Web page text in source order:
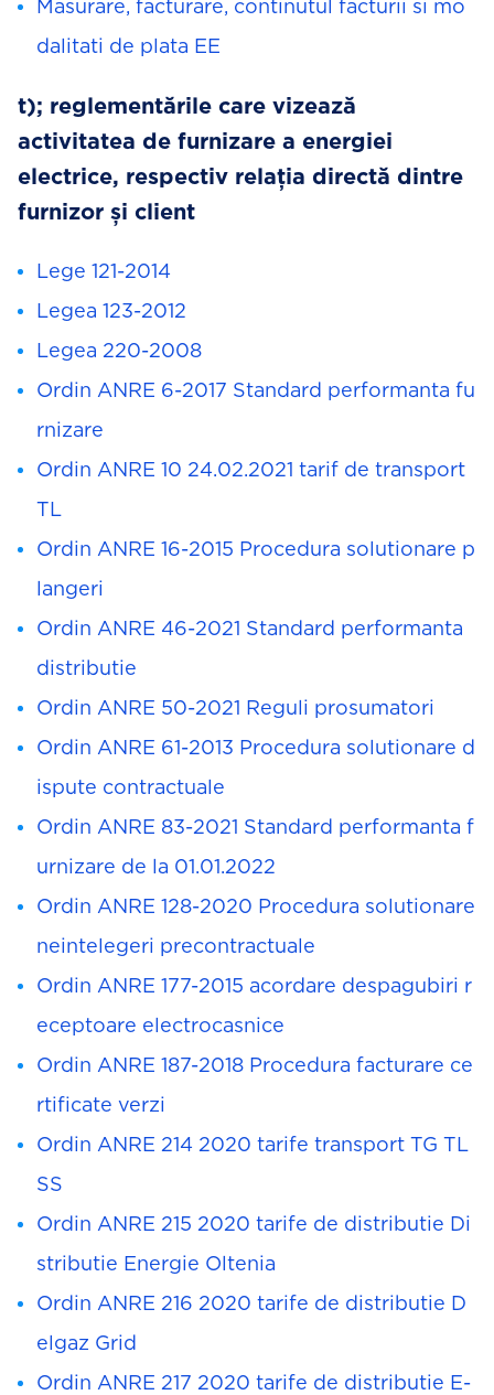
Masurare, facturare, continutul facturii si mo
dalitati de plata EE
t); reglementările care vizează
activitatea de furnizare a energiei
electrice, respectiv relația directă dintre
furnizor și client
Lege 121-2014
Legea 123-2012
Legea 220-2008
Ordin ANRE 6-2017 Standard performanta fu
rnizare
Ordin ANRE 10 24.02.2021 tarif de transport
TL
Ordin ANRE 16-2015 Procedura solutionare p
langeri
Ordin ANRE 46-2021 Standard performanta
distributie
Ordin ANRE 50-2021 Reguli prosumatori
Ordin ANRE 61-2013 Procedura solutionare d
ispute contractuale
Ordin ANRE 83-2021 Standard performanta f
urnizare de la 01.01.2022
Ordin ANRE 128-2020 Procedura solutionare
neintelegeri precontractuale
Ordin ANRE 177-2015 acordare despagubiri r
eceptoare electrocasnice
Ordin ANRE 187-2018 Procedura facturare ce
rtificate verzi
Ordin ANRE 214 2020 tarife transport TG TL
SS
Ordin ANRE 215 2020 tarife de distributie Di
stributie Energie Oltenia
Ordin ANRE 216 2020 tarife de distributie D
elgaz Grid
Ordin ANRE 217 2020 tarife de distributie E-